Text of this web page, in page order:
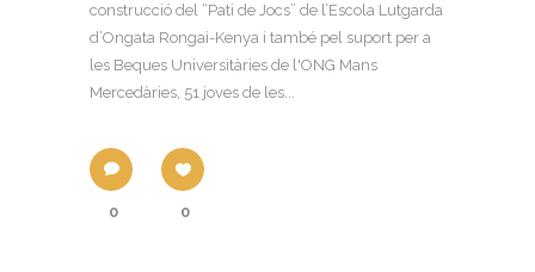
construcció del “Pati de Jocs” de l’Escola Lutgarda
d’Ongata Rongai-Kenya i també pel suport per a
les Beques Universitàries de l'ONG Mans
Mercedàries, 51 joves de les...
0 0